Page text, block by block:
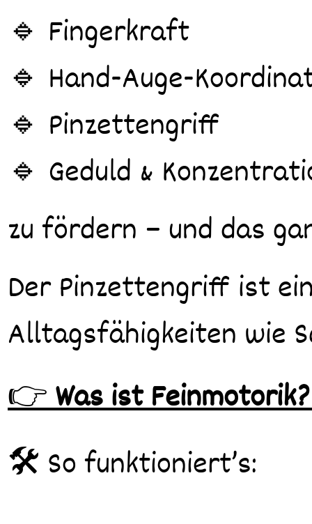
🔹 Fingerkraft
🔹 Hand-Auge-
🔹 Pinzettengriff
🔹 Geduld &
zu fördern – und das
Der Pinzettengriff ist
Alltagsfähigkeiten wie
👉Was ist
🛠️ So funktioniert’s: